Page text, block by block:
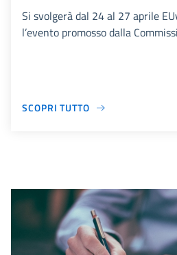
Si svolgerà dal 24 al 27 aprile
l’evento promosso dalla
SCOPRI TUTTO